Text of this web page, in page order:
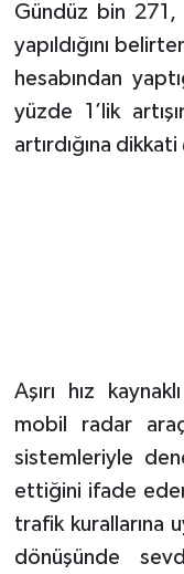
Gündüz bin
yapıldığını
hesabından
yüzde 1’lik
artırdığına
Aşırı hız
mobil radar
sistemleriyle
ettiğini ifade
trafik kurallarına
dönüşünde